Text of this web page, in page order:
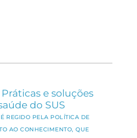
Práticas e soluções
do SUS
É REGIDO PELA POLÍTICA DE
AO CONHECIMENTO, QUE